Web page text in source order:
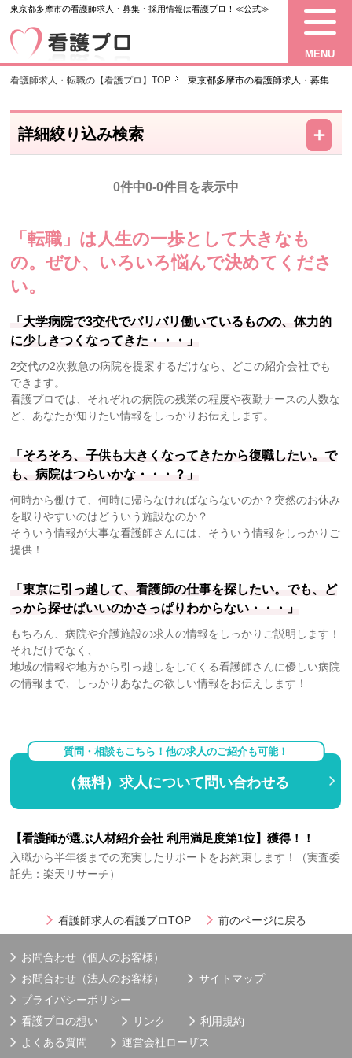
東京都多摩市の看護師求人・募集・採用情報は看護プロ！≪公式≫
MENU
看護師求人・転職の【看護プロ】TOP 東京都多摩市の看護師求人・募集
詳細絞り込み検索 －
＋
0件中0-0件目を表示中
「転職」は人生の一歩として大きなも
の。ぜひ、いろいろ悩んで決めてくださ
い。
「大学病院で3交代でバリバリ働いているものの、体力的
に少しきつくなってきた・・・」
2交代の2次救急の病院を提案するだけなら、どこの紹介会社でも
できます。
看護プロでは、それぞれの病院の残業の程度や夜勤ナースの人数な
ど、あなたが知りたい情報をしっかりお伝えします。
「そろそろ、子供も大きくなってきたから復職したい。で
も、病院はつらいかな・・・？」
何時から働けて、何時に帰らなければならないのか？突然のお休み
を取りやすいのはどういう施設なのか？
そういう情報が大事な看護師さんには、そういう情報をしっかりご
提供！
「東京に引っ越して、看護師の仕事を探したい。でも、ど
っから探せばいいのかさっぱりわからない・・・」
もちろん、病院や介護施設の求人の情報をしっかりご説明します！
それだけでなく、
地域の情報や地方から引っ越しをしてくる看護師さんに優しい病院
の情報まで、しっかりあなたの欲しい情報をお伝えします！
質問・相談もこちら！他の求人のご紹介も可能！
（無料）求人について問い合わせる
【看護師が選ぶ人材紹介会社 利用満足度第1位】獲得！！
入職から半年後までの充実したサポートをお約束します！（実査委
託先：楽天リサーチ）
看護師求人の看護プロTOP 前のページに戻る
お問合わせ（個人のお客様）
お問合わせ（法人のお客様）
サイトマップ
プライバシーポリシー
看護プロの想い
リンク
利用規約
よくある質問
運営会社ローザス